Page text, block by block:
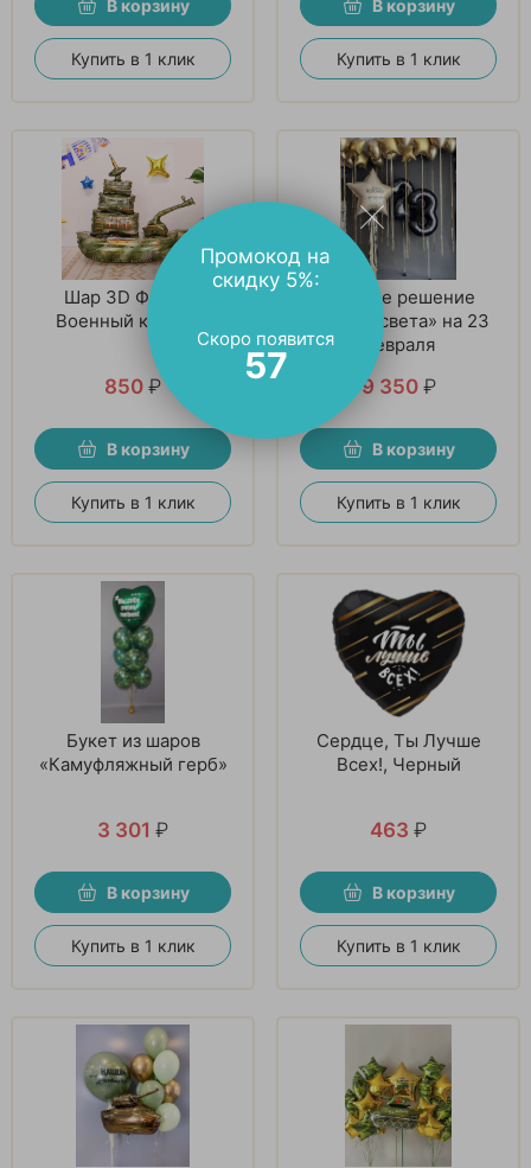
В корзину
Купить в 1 клик
В корзину
Купить в 1 клик
Шар 3D Фигура,
Военный крейсер
850 ₽
В корзину
Купить в 1 клик
Готовое решение
«Воины света» на 23
февраля
9 350 ₽
В корзину
Купить в 1 клик
Букет из шаров
«Камуфляжный герб»
3 301 ₽
В корзину
Купить в 1 клик
Сердце, Ты Лучше
Всех!, Черный
463 ₽
В корзину
Купить в 1 клик
Промокод на
скидку 5%:
Скоро появится
56